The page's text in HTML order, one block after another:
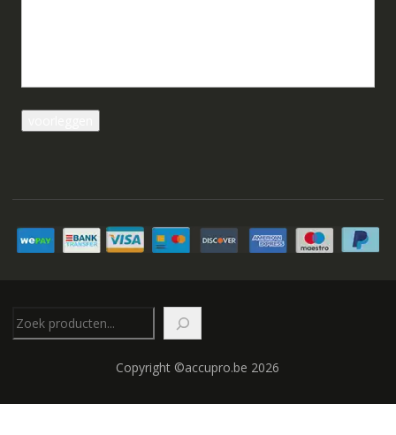
Copyright ©accupro.be 2026